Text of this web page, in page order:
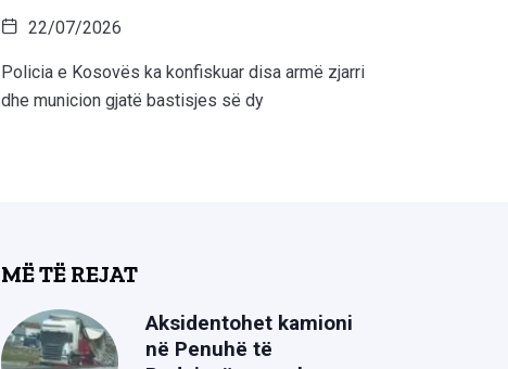
22/07/2026
Policia e Kosovës ka konfiskuar disa armë zjarri
dhe municion gjatë bastisjes së dy
MË TË REJAT
Aksidentohet kamioni
në Penuhë të